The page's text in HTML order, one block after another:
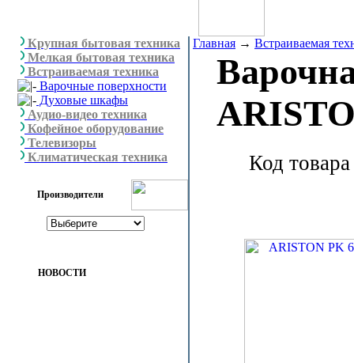
Крупная бытовая техника
Мелкая бытовая техника
Встраиваемая техника
Варочные поверхности
Духовые шкафы
Аудио-видео техника
Кофейное оборудование
Телевизоры
Климатическая техника
Производители
НОВОСТИ
Главная → Встраиваемая
Код